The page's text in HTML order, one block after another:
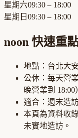
星期六09:30 – 18:00
星期日 09:30 – 18:00
noon 快速重
地點： 台北大
公休： 每天營
晚營業到 18:00
適合： 週末造
本頁為資料收
未實地造訪。